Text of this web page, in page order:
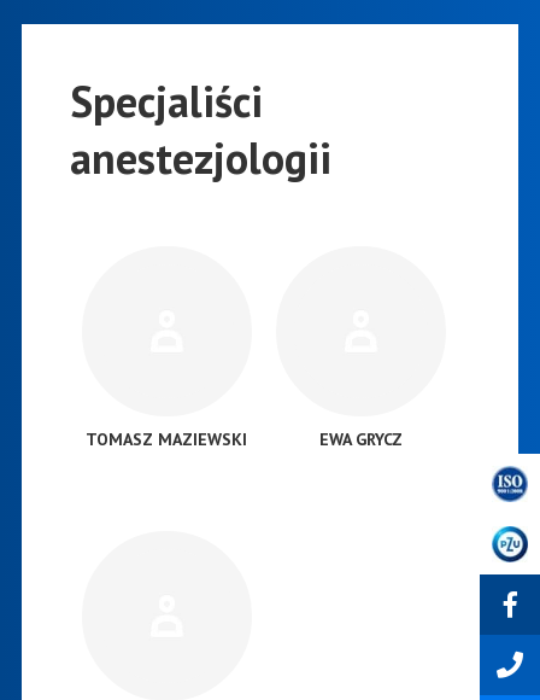
Specjaliści
anestezjologii
TOMASZ MAZIEWSKI EWA GRYCZ